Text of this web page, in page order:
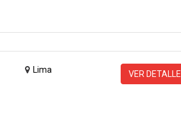
Lima VER DETALLE